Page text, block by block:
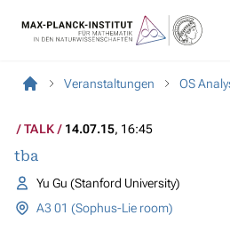
Veranstaltungen OS
TALK 14.07.15, 16:45
tba
Yu Gu (Stanford University)
A3 01 (Sophus-Lie room)